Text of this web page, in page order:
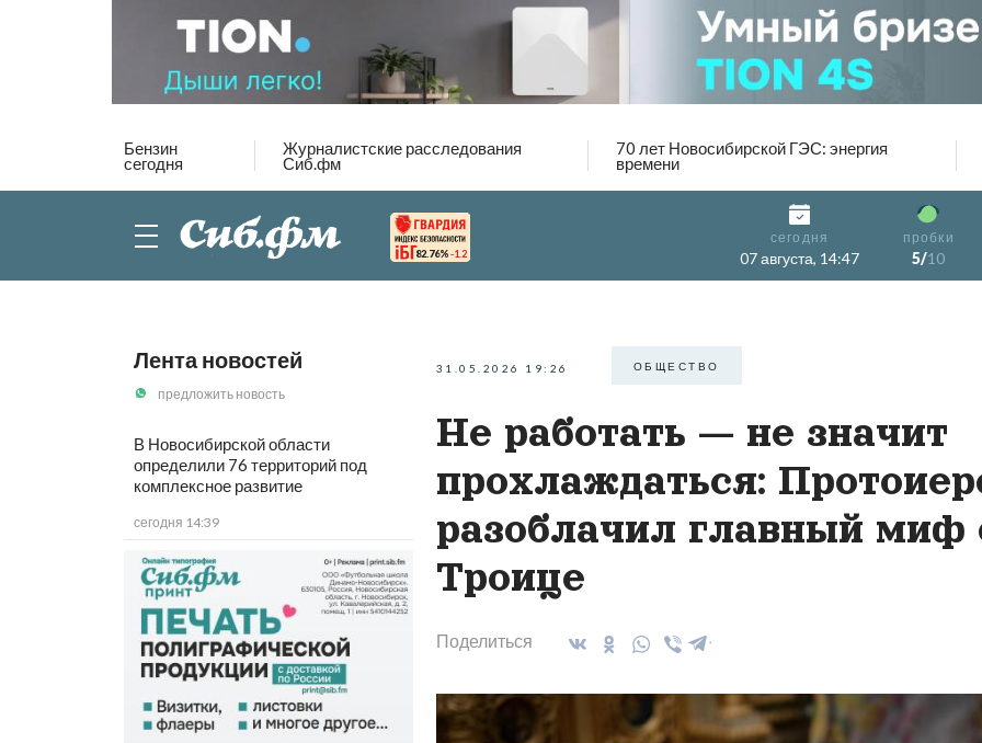
Бензин
сегодня
Журналистские расследования
Сиб.фм
70 лет Новосибирской ГЭС: энергия
времени
82.76% -1.2
сегодня
07 августа, 14:47
пробки
5/10
Лента новостей
предложить новость
В Новосибирской области
определили 76 территорий под
комплексное развитие
сегодня 14:39
31.05.2026 19:26 ОБЩЕСТВО
Не работать — не значит
прохлаждаться:
разоблачил главный миф
Троице
Поделиться